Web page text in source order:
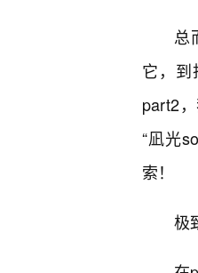
总
它，到
part2
“凪光
索！
极